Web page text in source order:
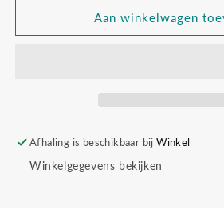
Ostheimer
4120
Ostheimer
4120
Aan winkelwagen
Afhaling is beschikbaar bijWinkel
Winkelgegevens bekijken